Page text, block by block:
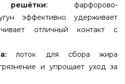
фарфорово-
эффективно удерживает
отличный контакт с
лоток для сбора жира
и упрощает уход за